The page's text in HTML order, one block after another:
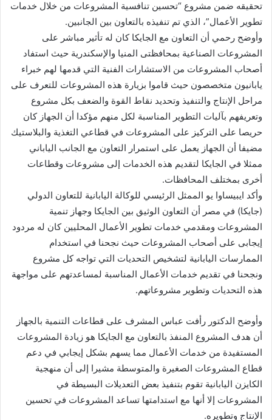
تحقيقه ضمن مشروع “تحسين تنافسية المشروعات من خلال خدمات
تطوير الأعمال”، الذي تم تنفيذه بالتعاون بين الجانبين.
وأوضح رحمي أن التعاون مع الجايكا كان له تأثير مباشر على
المشروعات الصناعية بمحافظتى المنيا والإسكندرية حيث استفاد
أصحاب المشروعات من الاستشارات الفنية التي قدمها لهم خبراء
يابانيون متخصصون حيث قاموا بزيارة هذه المشروعات للتعرف على
مراحل الإنتاج والتنفيذ وتحديد نقاط القوة والضعف بكل مشروع
وتعريفهم بآليات التطوير المناسبة لكل منهم مؤكدا أن الجهاز كان
حريصا على التركيز على المشروعات في قطاعي التغذية والبلاستيك
مضيفا أن الجهاز يعمل على استمرار التعاون مع الجانب الياباني
ممثلا في الجايكا لتقديم هذه الخدمات إلى مشروعات وقطاعات
أخرى بمختلف المحافظات.
وأكد ايبيساوا يو الممثل الرئيسي للوكالة اليابانية للتعاون الدولي
(جايكا) في مصر أن التعاون الوثيق بين الجايكا وجهاز تنمية
المشروعات ومقدمي خدمات تطوير الأعمال المحليين كان له مردود
إيجابى على أصحاب المشروعات حيث نجحنا في استخدام
الممارسات اليابانية لتشخيص التحديات التي تواجه كل مشروع
ونجحنا في تقديم خدمات الأعمال المناسبة لمساعدتهم على مواجهة
هذه التحديات وتطوير مشروعاتهم.
وأوضح الدكتور رأفت عباس المشرف على قطاعات التنمية بالجهاز
أن هدف المشروع المنفذ بالتعاون مع الجايكا هو زيادة المشروعات
المستفيدة من خدمات الأعمال مما يسهم بشكل إيجابي في دعم
قطاع المشروعات الصغيرة والمتوسطة مشيرا إلى أن منهجية
الكايزن اليابانية تقوم بتنفيذ بعض التعديلات البسيطة في
المشروعات إلا أنها مع استدامتها تساعد المشروعات في تحسين
الإنتاج وتطويره.